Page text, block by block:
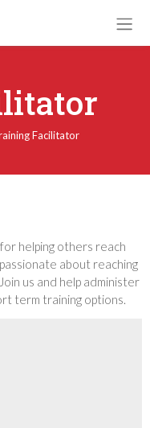
Facilitator
helping others reach
about reaching
us and help administer
term training options.